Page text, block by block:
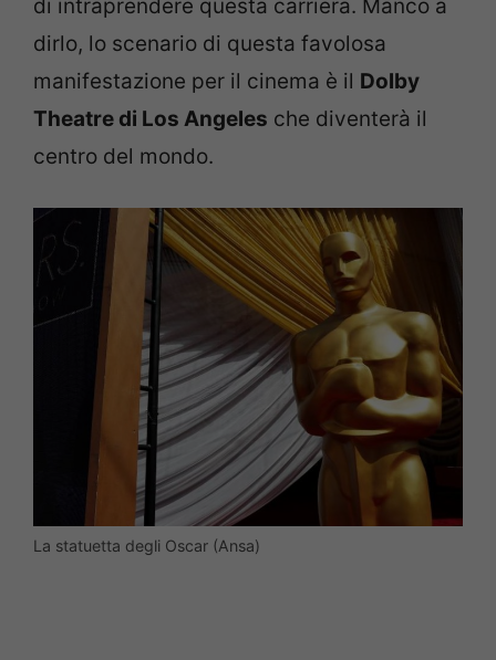
di intraprendere questa carriera. Manco a
dirlo, lo scenario di questa favolosa
manifestazione per il cinema è il Dolby
Theatre di Los Angeles che diventerà il
centro del mondo.
La statuetta degli Oscar (Ansa)